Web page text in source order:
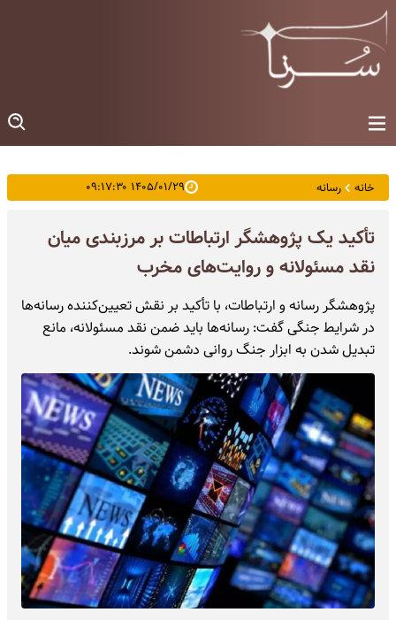
خانه رسانه ۱۴۰۵/۰۱/۲۹ ۰۹:۱۷:۳۰
تأکید یک پژوهشگر ارتباطات بر مرزبندی میان
نقد مسئولانه و روایت‌های مخرب
پژوهشگر رسانه و ارتباطات، با تأکید بر نقش تعیین‌کننده رسانه‌ها
در شرایط جنگی گفت: رسانه‌ها باید ضمن نقد مسئولانه، مانع
تبدیل شدن به ابزار جنگ روانی دشمن شوند.